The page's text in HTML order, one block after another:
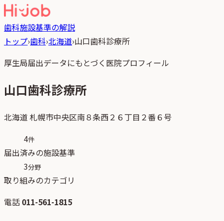
歯科施設基準の解説
トップ›歯科›北海道›山口歯科診療所
厚生局届出データにもとづく医院プロフィール
山口歯科診療所
北海道札幌市中央区南８条西２６丁目２番６号
4件
届出済みの施設基準
3分野
取り組みのカテゴリ
電話 011-561-1815